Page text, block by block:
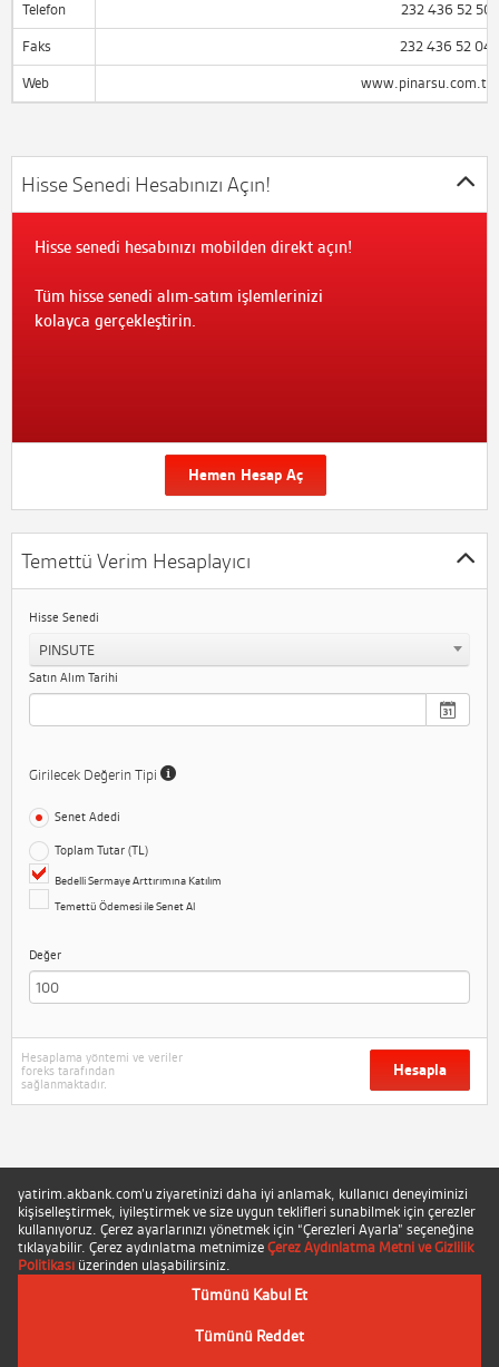
Telefon 232 436 52 50
Faks 232 436 52 04
Web www.pinarsu.com.tr
Hisse Senedi Hesabınızı Açın!
Hisse senedi hesabınızı mobilden direkt açın!
Tüm hisse senedi alım-satım işlemlerinizi
kolayca gerçekleştirin.
Hemen Hesap Aç
Temettü Verim Hesaplayıcı
Hisse Senedi
PINSUTE
Satın Alım Tarihi
Girilecek Değerin Tipi
Senet Adedi
Toplam Tutar (TL)
Bedelli Sermaye Arttırımına Katılım
Temettü Ödemesi ile Senet Al
Değer
Hesaplama yöntemi ve veriler
foreks tarafından
sağlanmaktadır.
Hesapla